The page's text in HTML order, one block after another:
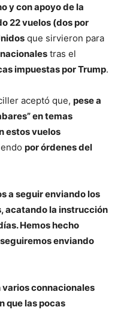
y con apoyo de la
22 vuelos (dos por
que sirvieron para
tras el
impuestas por Trump.
aceptó que, pese a
en temas
estos vuelos
por órdenes del
a seguir enviando los
acatando la instrucción
Hemos hecho
enviando
varios connacionales
que las pocas